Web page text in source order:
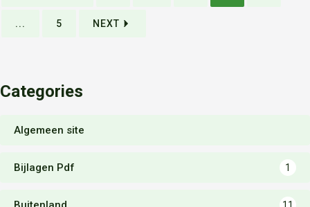
... 5 NEXT
Categories
Algemeen site
Bijlagen Pdf 1